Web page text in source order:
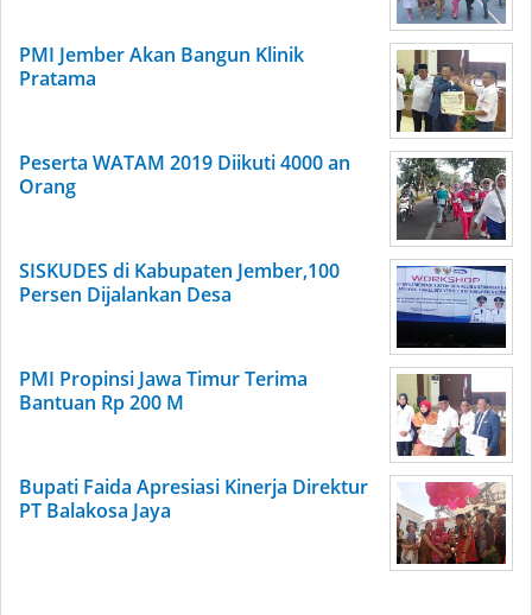
PMI Jember Akan Bangun Klinik
Pratama
Peserta WATAM 2019 Diikuti 4000 an
Orang
SISKUDES di Kabupaten Jember,100
Persen Dijalankan Desa
PMI Propinsi Jawa Timur Terima
Bantuan Rp 200 M
Bupati Faida Apresiasi Kinerja Direktur
PT Balakosa Jaya